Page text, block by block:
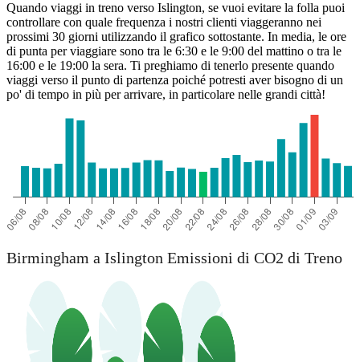
Quando viaggi in treno verso Islington, se vuoi evitare la folla puoi
controllare con quale frequenza i nostri clienti viaggeranno nei
prossimi 30 giorni utilizzando il grafico sottostante. In media, le ore
di punta per viaggiare sono tra le 6:30 e le 9:00 del mattino o tra le
16:00 e le 19:00 la sera. Ti preghiamo di tenerlo presente quando
viaggi verso il punto di partenza poiché potresti aver bisogno di un
po' di tempo in più per arrivare, in particolare nelle grandi città!
Birmingham a Islington Emissioni di CO2 di Treno